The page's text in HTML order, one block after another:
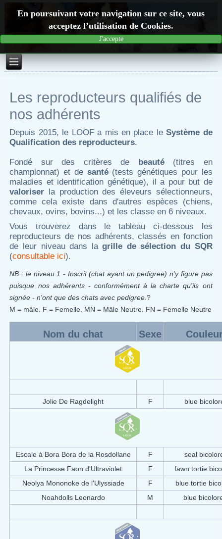
Les reproducteurs qualifiés de
nos adhérents
Depuis 2015, le LOOF a mis en place leSystème de
Qualification des reproducteurs.
Fondé sur des critères de beauté(titres en
championnat) et de santé(tests génétiques pour les
maladies et identification génétique), il a pour but de
valoriser la production des éleveurs sélectionneurs,
comme cela existe dans d'autres espèces (chiens,
chevaux, ovins, bovins...) et les classe en 6 niveaux.
Vous trouverez dans le tableau ci-dessous les
reproducteurs de nos adhérents, classés en fonction
de leur niveau dans lagrille de sélection du SQR
(consultable ici).
NB : le niveau 1 - Inscrit (chat ayant un pedigree) n'y figure pas
puisque nos adhérents - conformément à la charte qu'ils ont
signée - n'ont que des chats avec pedigree.?
M = mâle. F = Femelle. MN = Mâle Neutre. FN = Femelle Neutre
Nom du chat Sexe
Jolie De Ragdelight F blue
Escale à Bora Bora de la Rosdollane F
seal
La Princesse Faon d'Ultraviolet
F
fawn tortie
Neolya Mononoke de l'Ulyssiade
F
blue tortie
Noahdolls Leonardo
M blue
En poursuivant votre navigation sur ce site, vous
acceptez l’utilisation de Cookies.
J'accepte